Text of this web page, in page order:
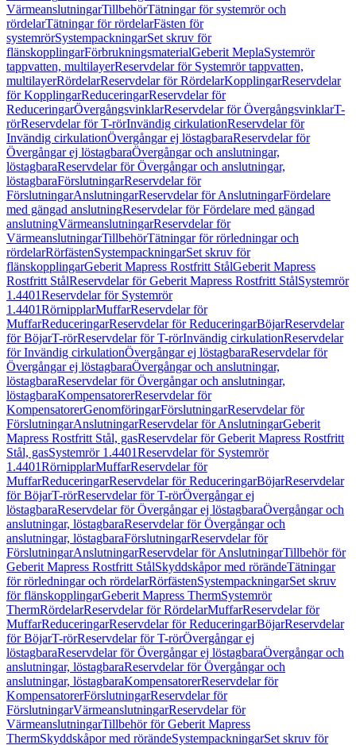
VärmeanslutningarTillbehörTätningar för systemrör och
rördelarTätningar för rördelarFästen för
systemrörSystempackningarSet skruv för
flänskopplingarFörbrukningsmaterialGeberit MeplaSystemrör
tappvatten, multilayerReservdelar för Systemrör tappvatten,
multilayerRördelarReservdelar för RördelarKopplingarReservdelar
för KopplingarReduceringarReservdelar för
ReduceringarÖvergångsvinklarReservdelar för ÖvergångsvinklarT-
rörReservdelar för T-rörInvändig cirkulationReservdelar för
Invändig cirkulationÖvergångar ej löstagbaraReservdelar för
Övergångar ej löstagbaraÖvergångar och anslutningar,
löstagbaraReservdelar för Övergångar och anslutningar,
löstagbaraFörslutningarReservdelar för
FörslutningarAnslutningarReservdelar för AnslutningarFördelare
med gängad anslutningReservdelar för Fördelare med gängad
anslutningVärmeanslutningarReservdelar för
VärmeanslutningarTillbehörTätningar för rörledningar och
rördelarRörfästenSystempackningarSet skruv för
flänskopplingarGeberit Mapress Rostfritt StålGeberit Mapress
Rostfritt StålReservdelar för Geberit Mapress Rostfritt StålSystemrör
1.4401Reservdelar för Systemrör
1.4401RörnipplarMuffarReservdelar för
MuffarReduceringarReservdelar för ReduceringarBöjarReservdelar
för BöjarT-rörReservdelar för T-rörInvändig cirkulationReservdelar
för Invändig cirkulationÖvergångar ej löstagbaraReservdelar för
Övergångar ej löstagbaraÖvergångar och anslutningar,
löstagbaraReservdelar för Övergångar och anslutningar,
löstagbaraKompensatorerReservdelar för
KompensatorerGenomföringarFörslutningarReservdelar för
FörslutningarAnslutningarReservdelar för AnslutningarGeberit
Mapress Rostfritt Stål, gasReservdelar för Geberit Mapress Rostfritt
Stål, gasSystemrör 1.4401Reservdelar för Systemrör
1.4401RörnipplarMuffarReservdelar för
MuffarReduceringarReservdelar för ReduceringarBöjarReservdelar
för BöjarT-rörReservdelar för T-rörÖvergångar ej
löstagbaraReservdelar för Övergångar ej löstagbaraÖvergångar och
anslutningar, löstagbaraReservdelar för Övergångar och
anslutningar, löstagbaraFörslutningarReservdelar för
FörslutningarAnslutningarReservdelar för AnslutningarTillbehör för
Geberit Mapress Rostfritt StålSkyddskåpor med rörändeTätningar
för rörledningar och rördelarRörfästenSystempackningarSet skruv
för flänskopplingarGeberit Mapress ThermSystemrör
ThermRördelarReservdelar för RördelarMuffarReservdelar för
MuffarReduceringarReservdelar för ReduceringarBöjarReservdelar
för BöjarT-rörReservdelar för T-rörÖvergångar ej
löstagbaraReservdelar för Övergångar ej löstagbaraÖvergångar och
anslutningar, löstagbaraReservdelar för Övergångar och
anslutningar, löstagbaraKompensatorerReservdelar för
KompensatorerFörslutningarReservdelar för
FörslutningarVärmeanslutningarReservdelar för
VärmeanslutningarTillbehör för Geberit Mapress
ThermSkyddskåpor med rörändeSystempackningarSet skruv för